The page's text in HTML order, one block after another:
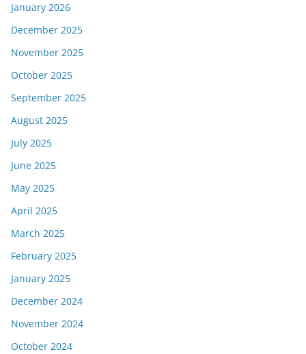
January 2026
December 2025
November 2025
October 2025
September 2025
August 2025
July 2025
June 2025
May 2025
April 2025
March 2025
February 2025
January 2025
December 2024
November 2024
October 2024